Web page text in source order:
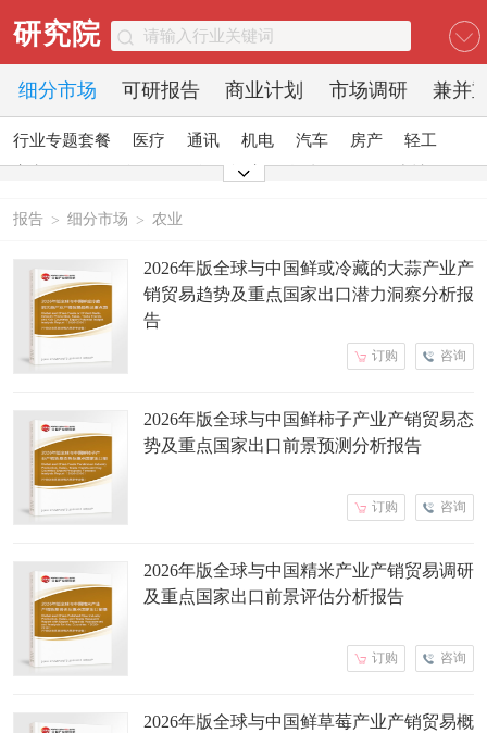
研究院
细分市场 可研报告 商业计划 市场调研 兼并
行业专题套餐 医疗 通讯 机电 汽车 房产
轻工
酒店
报告 > 细分市场 > 农业
2026年版全球与中国鲜或冷藏的大蒜产业产
销贸易趋势及重点国家出口潜力洞察分析报
告
咨询
订购
2026年版全球与中国鲜柿子产业产销贸易态
势及重点国家出口前景预测分析报告
咨询
订购
2026年版全球与中国精米产业产销贸易调研
及重点国家出口前景评估分析报告
咨询
订购
2026年版全球与中国鲜草莓产业产销贸易概